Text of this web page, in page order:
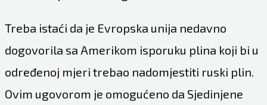
Treba istaći da je Evropska unija nedavno
dogovorila sa Amerikom isporuku plina koji bi u
određenoj mjeri trebao nadomjestiti ruski plin.
Ovim ugovorom je omogućeno da Sjedinjene